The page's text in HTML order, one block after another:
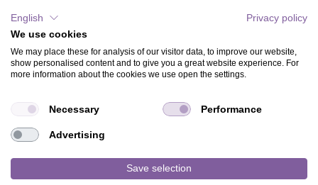
KONTAKT
AGB
CHARITY
MAGAZIN
HILFE
English
Privacy policy
We use cookies
We may place these for analysis of our visitor data, to improve our website,
show personalised content and to give you a great website experience. For
more information about the cookies we use open the settings.
Necessary Performance
Advertising
Save selection